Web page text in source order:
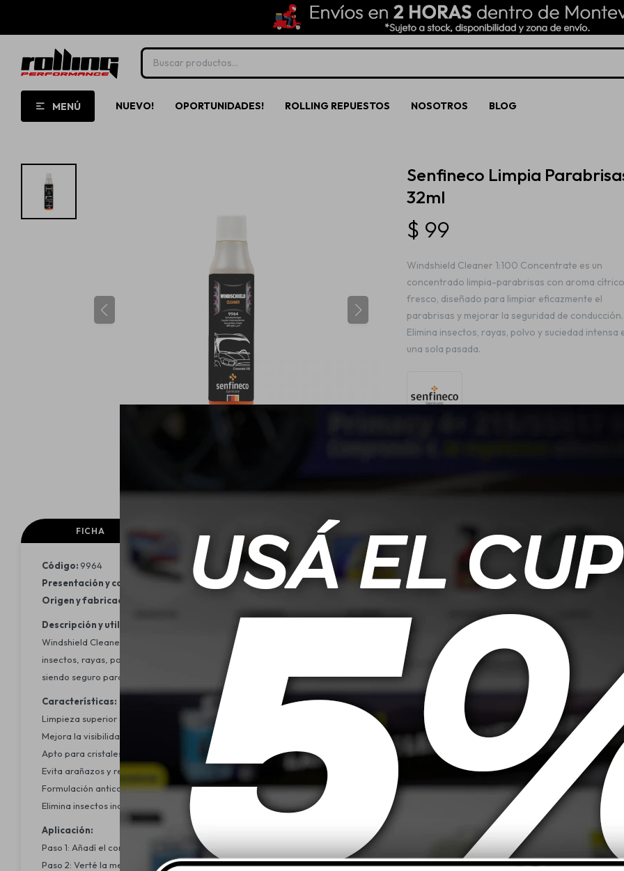
MENÚ NUEVO! OPORTUNIDADES! ROLLING REPUESTOS NOSOTROS BLOG
Senfineco Limpia
32ml
$ 99
Windshield Cleaner 1:100 Concentrate es un
concentrado limpia-parabrisas con aroma cítrico
fresco, diseñado para limpiar eficazmente el
parabrisas y mejorar la seguridad de conducción.
Elimina insectos, rayas, polvo y suciedad intensa
una sola pasada.
FICHA
Código: 9964
Presentación y contenido: Concentrado limpia-parabrisas 1:100, aroma cítrico
Origen y fabricación:
Descripción y utilidad:
Windshield Cleaner 1:100 Concentrate es un concentrado limpia-parabrisas con aroma cítrico fresco, diseñado para limpiar eficazmente
insectos, rayas, polvo y suciedad intensa en una sola pasada, asegurando máxima visibilidad durante el día y la noche.Es neutro con
siendo seguro para el medio ambiente y el vehículo.
Características:
Limpieza superior del vidrio.
Mejora la visibilidad de día y de noche.
Apto para cristales de policarbonato; no daña lacas ni gomas.
Evita arañazos y reflejos en la superficie del vidrio.
Formulación anticalcárea que protege las escobillas de goma.
Elimina insectos incrustados, barro, resina y suciedad común adherida al cristal.
Aplicación:
Paso 1: Añadí el concentrado al líquido limpia-parabrisas en proporción 1:100 (por ejemplo, 32 ml para 3,2 L de agua).
Paso 2: Verté la mezcla en el depósito del parabrisas del vehículo.